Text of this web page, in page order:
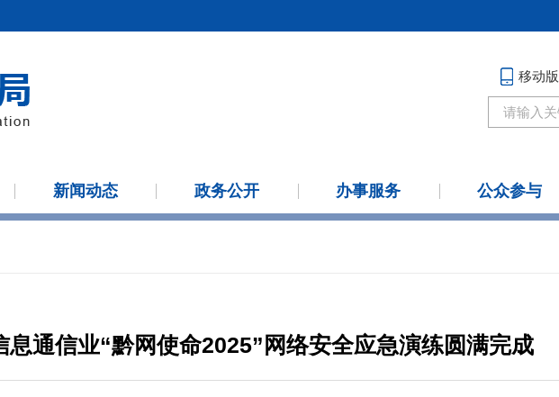
移动版
新闻动态 政务公开 办事服务 公众参与
息通信业“黔网使命2025”网络安全应急演练圆满完成